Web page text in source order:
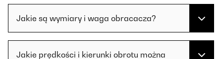
Jakie są wymiary i waga obracacza?
Jakie prędkości i kierunki obrotu można